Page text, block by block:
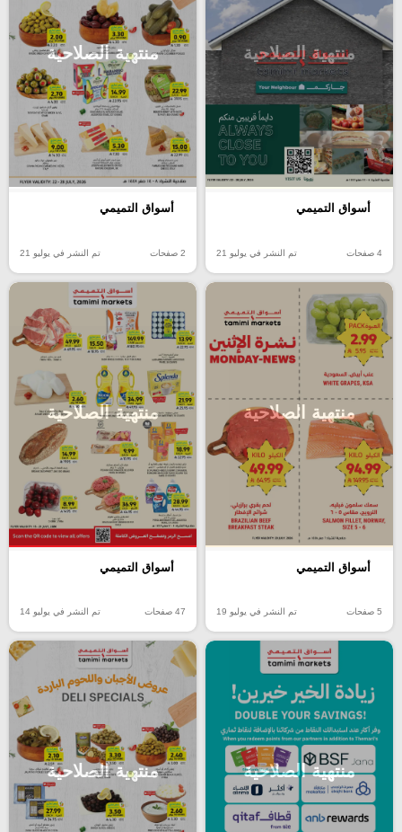
منتهية الصلاحية
أسواق التميمي
4 صفحات تم النشر في يوليو 21
منتهية الصلاحية
أسواق التميمي
2 صفحات تم النشر في يوليو 21
منتهية الصلاحية
أسواق التميمي
5 صفحات تم النشر في يوليو 19
منتهية الصلاحية
أسواق التميمي
47 صفحات تم النشر في يوليو 14
منتهية الصلاحية منتهية الصلاحية